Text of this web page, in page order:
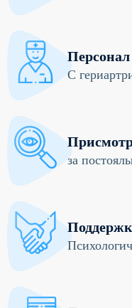
Персонал
С
за